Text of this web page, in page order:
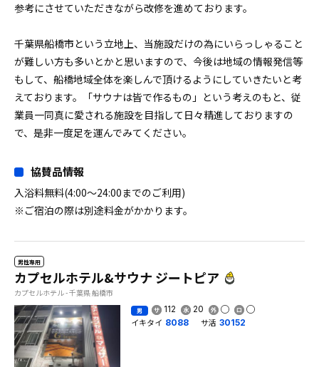
参考にさせていただきながら改修を進めております。
千葉県船橋市という立地上、当施設だけの為にいらっしゃること
が難しい方も多いとかと思いますので、今後は地域の情報発信等
もして、船橋地域全体を楽しんで頂けるようにしていきたいと考
えております。「サウナは皆で作るもの」という考えのもと、従
業員一同真に愛される施設を目指して日々精進しておりますの
で、是非一度足を運んでみてください。
協賛品情報
入浴料無料(4:00～24:00までのご利用)
※ご宿泊の際は別途料金がかかります。
男性専用
カプセルホテル&サウナ ジートピア
カプセルホテル - 千葉県 船橋市
男 112 20
イキタイ 8088 サ活 30152